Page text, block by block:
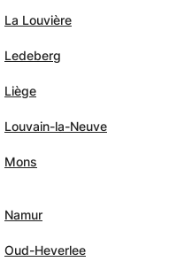
La Louvière
Ledeberg
Liège
Louvain-la-Neuve
Mons
Namur
Oud-Heverlee